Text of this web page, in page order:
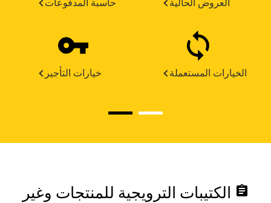
حاسبة المدفوعات العروض الحالية
خيارات التأجير الخيارات المستعملة
assignment الكتيبات الترويجية للمنتجات وغير